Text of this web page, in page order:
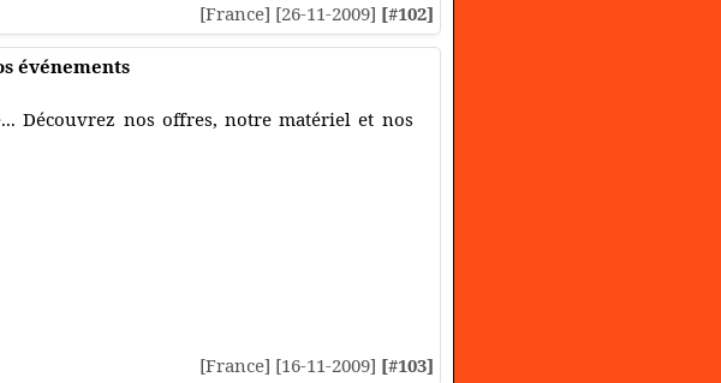
[France] [26-11-2009] [#102]
événements
Découvrez nos offres, notre matériel et nos
[France] [16-11-2009] [#103]